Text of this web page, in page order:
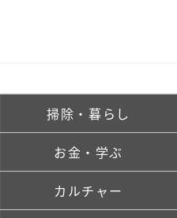
掃除・暮らし
お金・学ぶ
カルチャー